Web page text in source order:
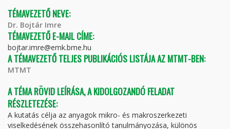
TÉMAVEZETŐ NEVE:
Dr. Bojtár Imre
TÉMAVEZETŐ E-MAIL CÍME:
bojtar.imre@emk.bme.hu
A TÉMAVEZETŐ TELJES PUBLIKÁCIÓS LISTÁJA AZ MTMT-BEN:
MTMT
A TÉMA RÖVID LEÍRÁSA, A KIDOLGOZANDÓ FELADAT
RÉSZLETEZÉSE:
A kutatás célja az anyagok mikro- és makroszerkezeti
viselkedésének összehasonlító tanulmányozása, különös